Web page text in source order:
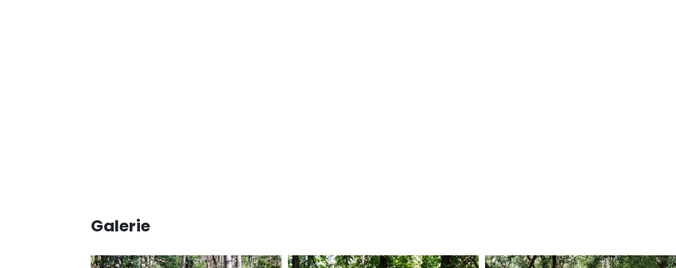
Galerie